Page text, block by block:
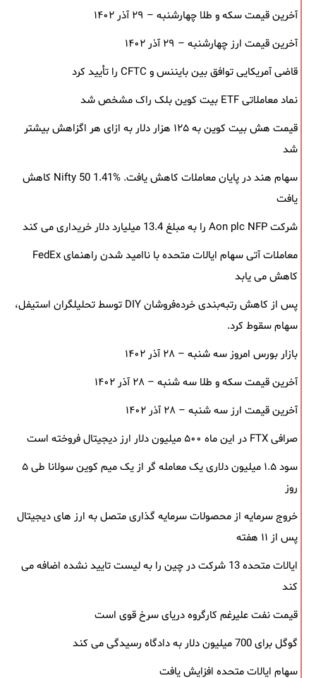
آخرین قیمت سکه و طلا چهارشنبه – ۲۹ آذر ۱۴۰۲
آخرین قیمت ارز چهارشنبه – ۲۹ آذر ۱۴۰۲
قاضی آمریکایی توافق بین بایننس و CFTC را تأیید کرد
نماد معاملاتی ETF بیت کوین بلک ‌راک مشخص شد
قیمت هش بیت کوین به ۱۲۵ هزار دلار به‌ ازای هر اگزاهش بیشتر
شد
سهام هند در پایان معاملات کاهش یافت. Nifty 50 1.41% کاهش
یافت
شرکت Aon plc NFP را به مبلغ 13.4 میلیارد دلار خریداری می کند
معاملات آتی سهام ایالات متحده با ناامید شدن راهنمای FedEx
کاهش می یابد
پس از کاهش رتبه‌بندی خرده‌فروشان DIY توسط تحلیلگران استیفل،
سهام سقوط کرد.
بازار بورس امروز سه شنبه – ۲۸ آذر ۱۴۰۲
آخرین قیمت سکه و طلا سه شنبه – ۲۸ آذر ۱۴۰۲
آخرین قیمت ارز سه شنبه – ۲۸ آذر ۱۴۰۲
صرافی FTX در این ماه ۵۰۰ میلیون دلار ارز دیجیتال فروخته است
سود ۱.۵ میلیون دلاری یک معامله ‌گر از یک میم‌ کوین سولانا طی ۵
روز
خروج سرمایه از محصولات سرمایه ‌گذاری متصل به ارز های دیجیتال
پس از ۱۱ هفته
ایالات متحده 13 شرکت در چین را به لیست تایید نشده اضافه می
کند
قیمت نفت علیرغم کارگروه دریای سرخ قوی است
گوگل برای 700 میلیون دلار به دادگاه رسیدگی می کند
سهام ایالات متحده افزایش یافت